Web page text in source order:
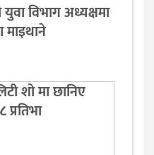
विभाग अध्यक्षमा
माइथाने